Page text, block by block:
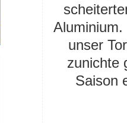
unser
zunichte
Saison